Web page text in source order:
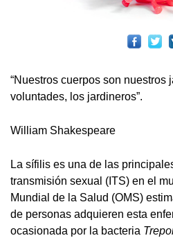
“Nuestros cuerpos son nuestros
voluntades, los jardineros”.
William Shakespeare
La sífilis es una de las
transmisión sexual (ITS) en el
Mundial de la Salud (OMS)
de personas adquieren esta
ocasionada por la bacteria